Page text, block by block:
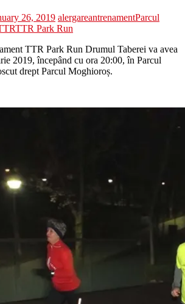
26, 2019 alergareantrenamentParcul
TTR Park Run
TTR Park Run Drumul Taberei va avea
2019, începând cu ora 20:00, în Parcul
drept Parcul Moghioroș.